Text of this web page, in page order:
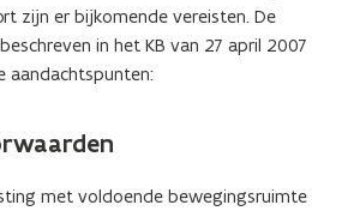
zijn er bijkomende vereisten. De
in het KB van 27 april 2007
aandachtspunten:
met voldoende bewegingsruimte